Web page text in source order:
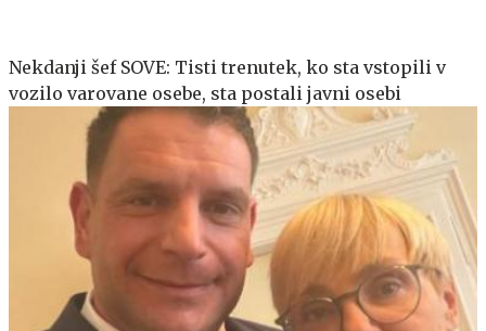
Nekdanji šef SOVE: Tisti trenutek, ko sta vstopili v
vozilo varovane osebe, sta postali javni osebi